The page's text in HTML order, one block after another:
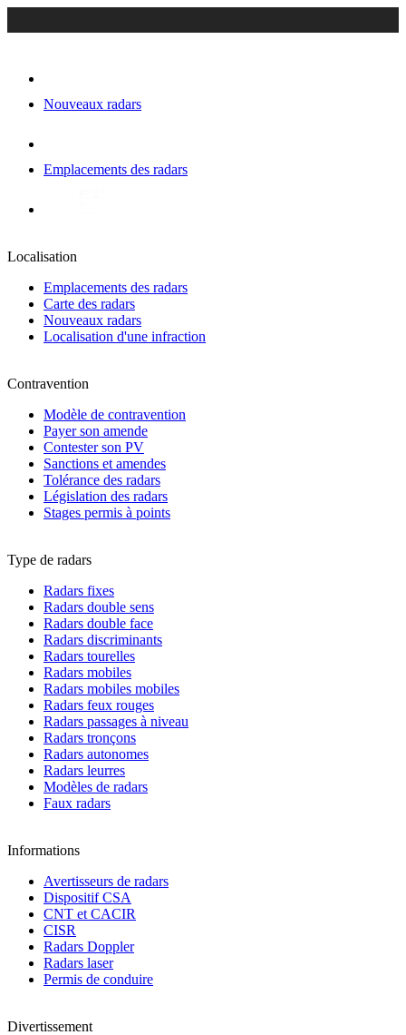
Nouveaux radars
Emplacements des radars
Localisation
Emplacements des radars
Carte des radars
Nouveaux radars
Localisation d'une infraction
Contravention
Modèle de contravention
Payer son amende
Contester son PV
Sanctions et amendes
Tolérance des radars
Législation des radars
Stages permis à points
Type de radars
Radars fixes
Radars double sens
Radars double face
Radars discriminants
Radars tourelles
Radars mobiles
Radars mobiles mobiles
Radars feux rouges
Radars passages à niveau
Radars tronçons
Radars autonomes
Radars leurres
Modèles de radars
Faux radars
Informations
Avertisseurs de radars
Dispositif CSA
CNT et CACIR
CISR
Radars Doppler
Radars laser
Permis de conduire
Divertissement